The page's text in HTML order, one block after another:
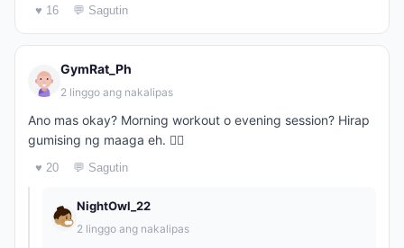
♥ 16 💬 Sagutin
GymRat_Ph
2 linggo ang nakalipas
Ano mas okay? Morning workout o evening session? Hirap
gumising ng maaga eh. 🏋️‍♂️
♥ 20 💬 Sagutin
NightOwl_22
2 linggo ang nakalipas